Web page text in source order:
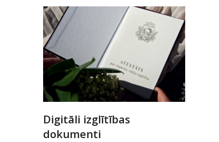
Digitāli izglītības
dokumenti